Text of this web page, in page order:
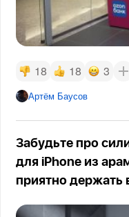
18 18 3
Артём Баусов
Забудьте про
для iPhone из
приятно держать